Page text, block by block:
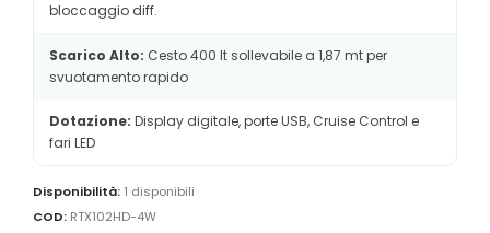
bloccaggio diff.
Scarico Alto: Cesto 400 lt sollevabile a 1,87 mt per
svuotamento rapido
Dotazione: Display digitale, porte USB, Cruise Control e
fari LED
Disponibilità: 1 disponibili
COD: RTX102HD-4W